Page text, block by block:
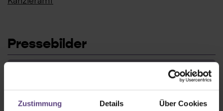
Zustimmung Details Über Cookies
Pressebilder
Die Veröffentlichung dieser Fotos ist im
Rahmen einer Berichterstattung für o.a.
Veranstaltung frei bei Nennung des